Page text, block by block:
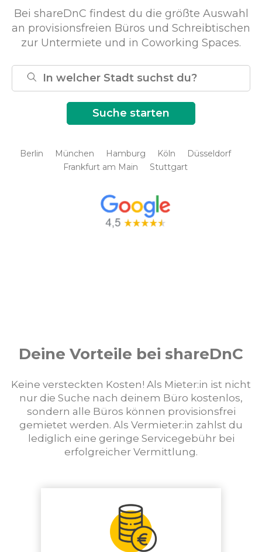
Bei shareDnC findest du die größte Auswahl
an provisionsfreien Büros und Schreibtischen
zur Untermiete und in Coworking Spaces.
Berlin München Hamburg Köln
Düsseldorf
Frankfurt am Main
Stuttgart
Deine Vorteile bei shareDnC
Keine versteckten Kosten! Als Mieter:in ist nicht
nur die Suche nach deinem Büro kostenlos,
sondern alle Büros können provisionsfrei
gemietet werden. Als Vermieter:in zahlst du
lediglich eine geringe Servicegebühr bei
erfolgreicher Vermittlung.